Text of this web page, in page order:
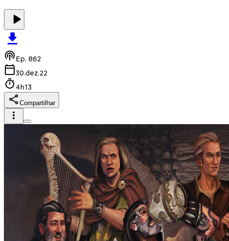
Ep. 862
30.dez.22
4h13
Compartilhar